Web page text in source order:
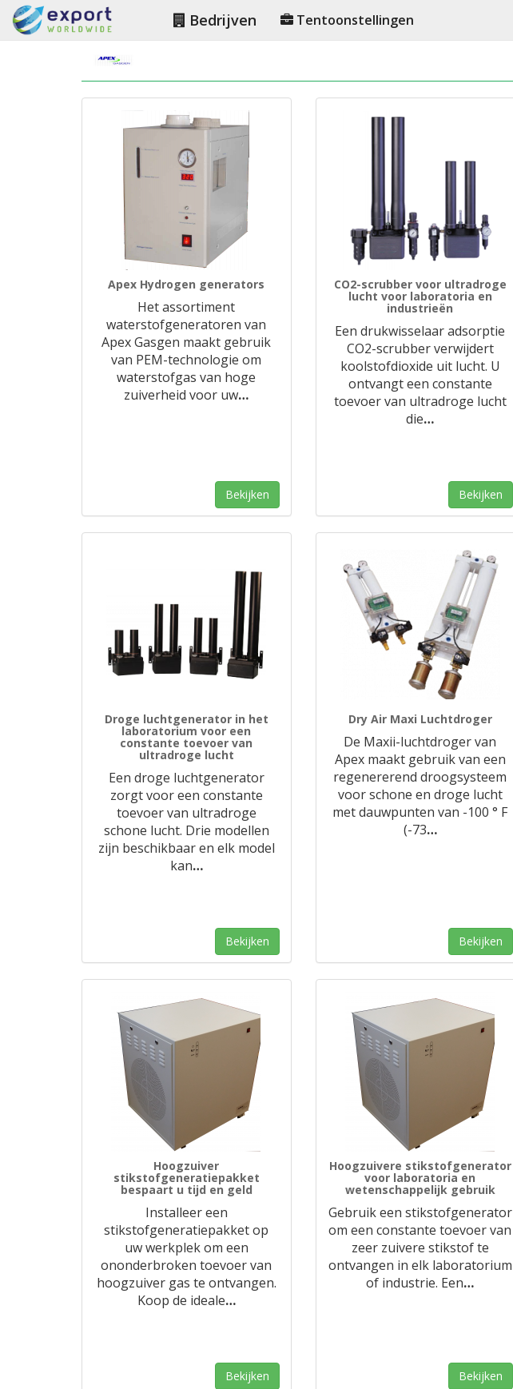
Bedrijven Tentoonstellingen
Apex Hydrogen generators
Het assortiment
waterstofgeneratoren van
Apex Gasgen maakt gebruik
van PEM-technologie om
waterstofgas van hoge
zuiverheid voor uw…
Bekijken
CO2-scrubber voor ultradroge
lucht voor laboratoria en
industrieën
Een drukwisselaar adsorptie
CO2-scrubber verwijdert
koolstofdioxide uit lucht. U
ontvangt een constante
toevoer van ultradroge lucht
die…
Bekijken
Droge luchtgenerator in het
laboratorium voor een
constante toevoer van
ultradroge lucht
Een droge luchtgenerator
zorgt voor een constante
toevoer van ultradroge
schone lucht. Drie modellen
zijn beschikbaar en elk model
kan…
Bekijken
Dry Air Maxi Luchtdroger
De Maxii-luchtdroger van
Apex maakt gebruik van een
regenererend droogsysteem
voor schone en droge lucht
met dauwpunten van -100 ° F
(-73…
Bekijken
Hoogzuiver
stikstofgeneratiepakket
bespaart u tijd en geld
Installeer een
stikstofgeneratiepakket op
uw werkplek om een
ononderbroken toevoer van
hoogzuiver gas te ontvangen.
Koop de ideale…
Bekijken
Hoogzuivere stikstofgenerator
voor laboratoria en
wetenschappelijk gebruik
Gebruik een stikstofgenerator
om een constante toevoer van
zeer zuivere stikstof te
ontvangen in elk laboratorium
of industrie. Een…
Bekijken